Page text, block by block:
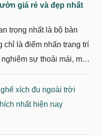
giá rẻ và đẹp nhất
trọng nhất là bộ bàn
là điểm nhấn trang trí
sự thoải mái, mắt
vườn mẫu nào đẹp, giá
và quy mô của vườn
ghế cafe sân vườn
xích đu ngoài trời
nhất hiện nay